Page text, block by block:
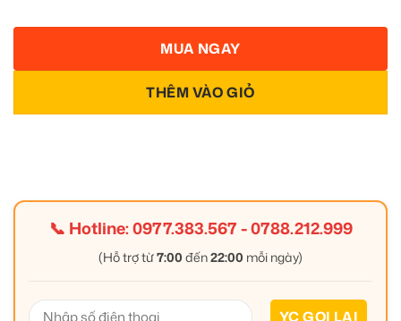
THÊM VÀO GIỎ
MUA NGAY
📞 Hotline:0977.383.567-0788.212.999
(Hỗ trợ từ7:00 đến22:00 mỗi ngày)